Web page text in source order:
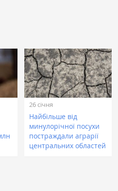
26 січня
Найбільше від
минулорічної посухи
постраждали аграрії
центральних областей